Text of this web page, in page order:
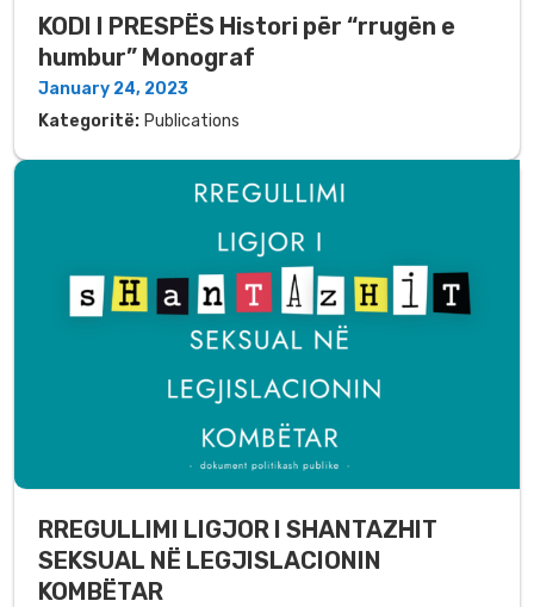
KODI I PRESPËS Histori për “rrugën e
humbur” Monograf
January 24, 2023
Kategoritë: Publications
RREGULLIMI LIGJOR I SHANTAZHIT
SEKSUAL NË LEGJISLACIONIN
KOMBËTAR